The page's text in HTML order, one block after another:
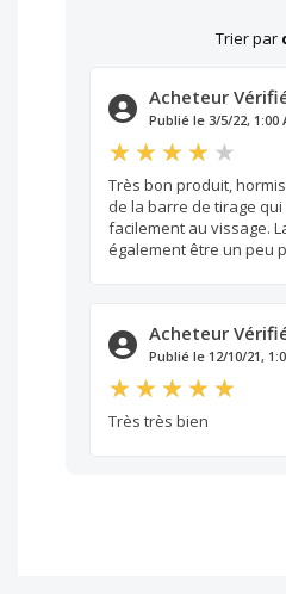
Trier par
Acheteur
Publié le 3/5/22, 1:00
Très bon produit,
de la barre de tirage
facilement au vissage.
également être un peu
Acheteur
Publié le 12/10/21,
Très très bien